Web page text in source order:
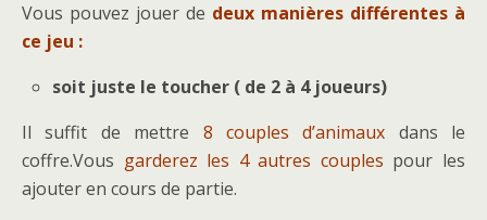
Vous pouvez jouer de deux manières différentes à
ce jeu :
soit juste le toucher ( de 2 à 4 joueurs)
Il suffit de mettre 8 couples d’animaux dans le
coffre.Vous garderez les 4 autres couples pour les
ajouter en cours de partie.